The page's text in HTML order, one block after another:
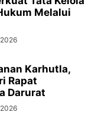
Melalui
Karhutla,
Rapat
Darurat